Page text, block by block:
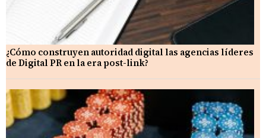
¿Cómo construyen autoridad digital las agencias líderes
de Digital PR en la era post-link?